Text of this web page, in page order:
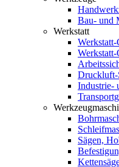
Bau- und
Werkstatt
Druckluft-
Industrie-
Sägen,